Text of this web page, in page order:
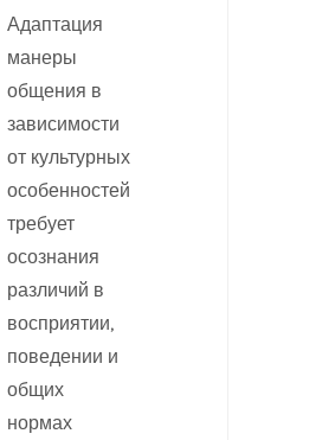
Адаптация
манеры
общения в
зависимости
от культурных
особенностей
требует
осознания
различий в
восприятии,
поведении и
общих
нормах